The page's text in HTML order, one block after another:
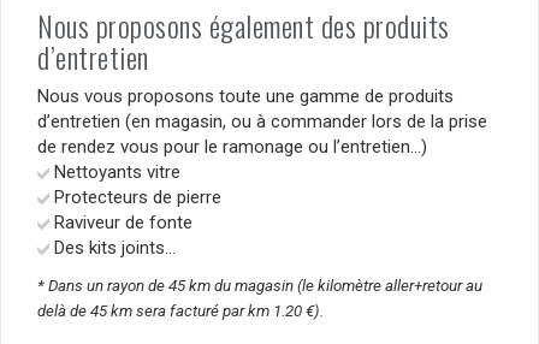
Nous proposons également des produits
d’entretien
Nous vous proposons toute une gamme de produits
d’entretien (en magasin, ou à commander lors de la prise
de rendez vous pour le ramonage ou l’entretien…)
Nettoyants vitre
Protecteurs de pierre
Raviveur de fonte
Des kits joints…
* Dans un rayon de 45 km du magasin (le kilomètre aller+retour au
delà de 45 km sera facturé par km 1.20 €).